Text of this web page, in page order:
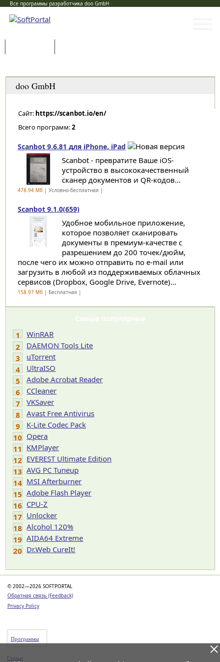
Все программы разработчика doo GmbH
doo GmbH
Сайт: https://scanbot.io/en/
Всего программ:2
Scanbot 9.6.81 для iPhone, iPad
Scanbot - превратите Ваше iOS-
устройство в высококачественный
сканер документов и QR-кодов...
478.94 Мб| Условно-бесплатная |
Scanbot 9.1.0(659)
Удобное мобильное приложение,
которое позволяет сканировать
документы в премиум-качестве с
разрешением до 200 точек/дюйм,
после чего их можно отправить по e-mail или
загрузить в любой из поддерживаемых облачных
сервисов (Dropbox, Google Drive, Evernote)...
158.97 Мб| Бесплатная |
Самые популярные
1
WinRAR
2
DAEMON Tools Lite
3
uTorrent
4
UltraISO
5
Adobe Acrobat Reader
6
CCleaner
7
VKSaver
8
Avast Free Antivirus
9
K-Lite Codec Pack
10 Opera
11 KMPlayer
12 EVEREST Ultimate Edition
13 AVG PC Tuneup
14 MSI Afterburner
15 Adobe Flash Player
16 CPU-Z
17 Unlocker
18 Alcohol 120%
19 AIDA64 Extreme
20 Dr.Web CureIt!
© 2002—2026 SOFTPORTAL
Обратная связь (Feedback)
Privacy Policy
Программы
Статьи